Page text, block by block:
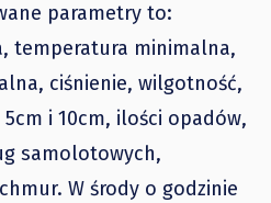
parametry to:
temperatura minimalna,
ciśnienie, wilgotność,
i 10cm, ilości opadów,
samolotowych,
W środy o godzinie